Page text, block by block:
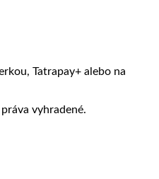
Tatrapay+ alebo na
vyhradené.